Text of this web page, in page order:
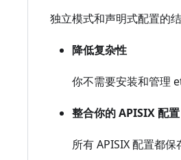
独立模式和声明式配置的
降低复杂性
你不需要安装和管理
整合你的 APISIX 配置
所有 APISIX 配置都